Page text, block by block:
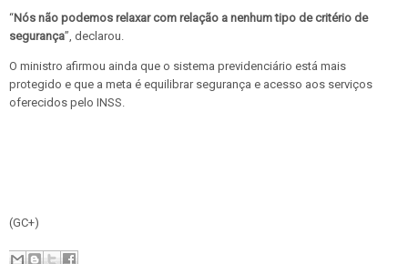
“Nós não podemos relaxar com relação a nenhum tipo de critério de
segurança”, declarou.
O ministro afirmou ainda que o sistema previdenciário está mais
protegido e que a meta é equilibrar segurança e acesso aos serviços
oferecidos pelo INSS.
(GC+)